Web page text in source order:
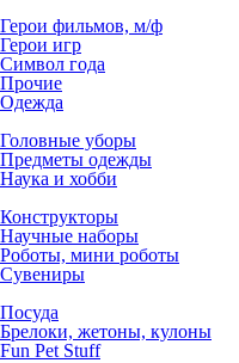
Герои фильмов, м/ф
Герои игр
Символ года
Прочие
Одежда
Головные уборы
Предметы одежды
Наука и хобби
Конструкторы
Научные наборы
Роботы, мини роботы
Сувениры
Посуда
Брелоки, жетоны, кулоны
Fun Pet Stuff